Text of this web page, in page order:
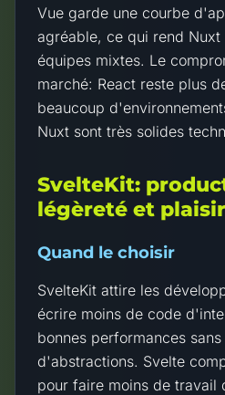
Vue garde une courbe
agréable, ce qui rend
équipes mixtes. Le
marché: React reste plus
beaucoup
Nuxt sont très solides
SvelteKit:
légèreté et
Quand le choisir
SvelteKit attire les
écrire moins de code
bonnes performances
d'abstractions. Svelte
pour faire moins de travail